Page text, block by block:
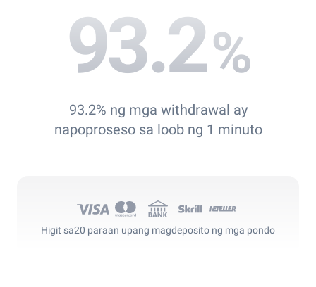
93.2%
93.2% ng mga withdrawal ay
napoproseso sa loob ng 1 minuto
Higit sa20 paraan upang magdeposito ng mga pondo